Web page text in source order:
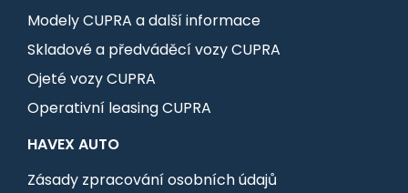
Modely CUPRA a další informace
Skladové a předváděcí vozy CUPRA
Ojeté vozy CUPRA
Operativní leasing CUPRA
HAVEX AUTO
Zásady zpracování osobních údajů